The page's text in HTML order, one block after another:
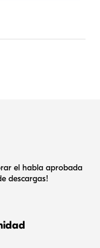
el habla aprobada
descargas!